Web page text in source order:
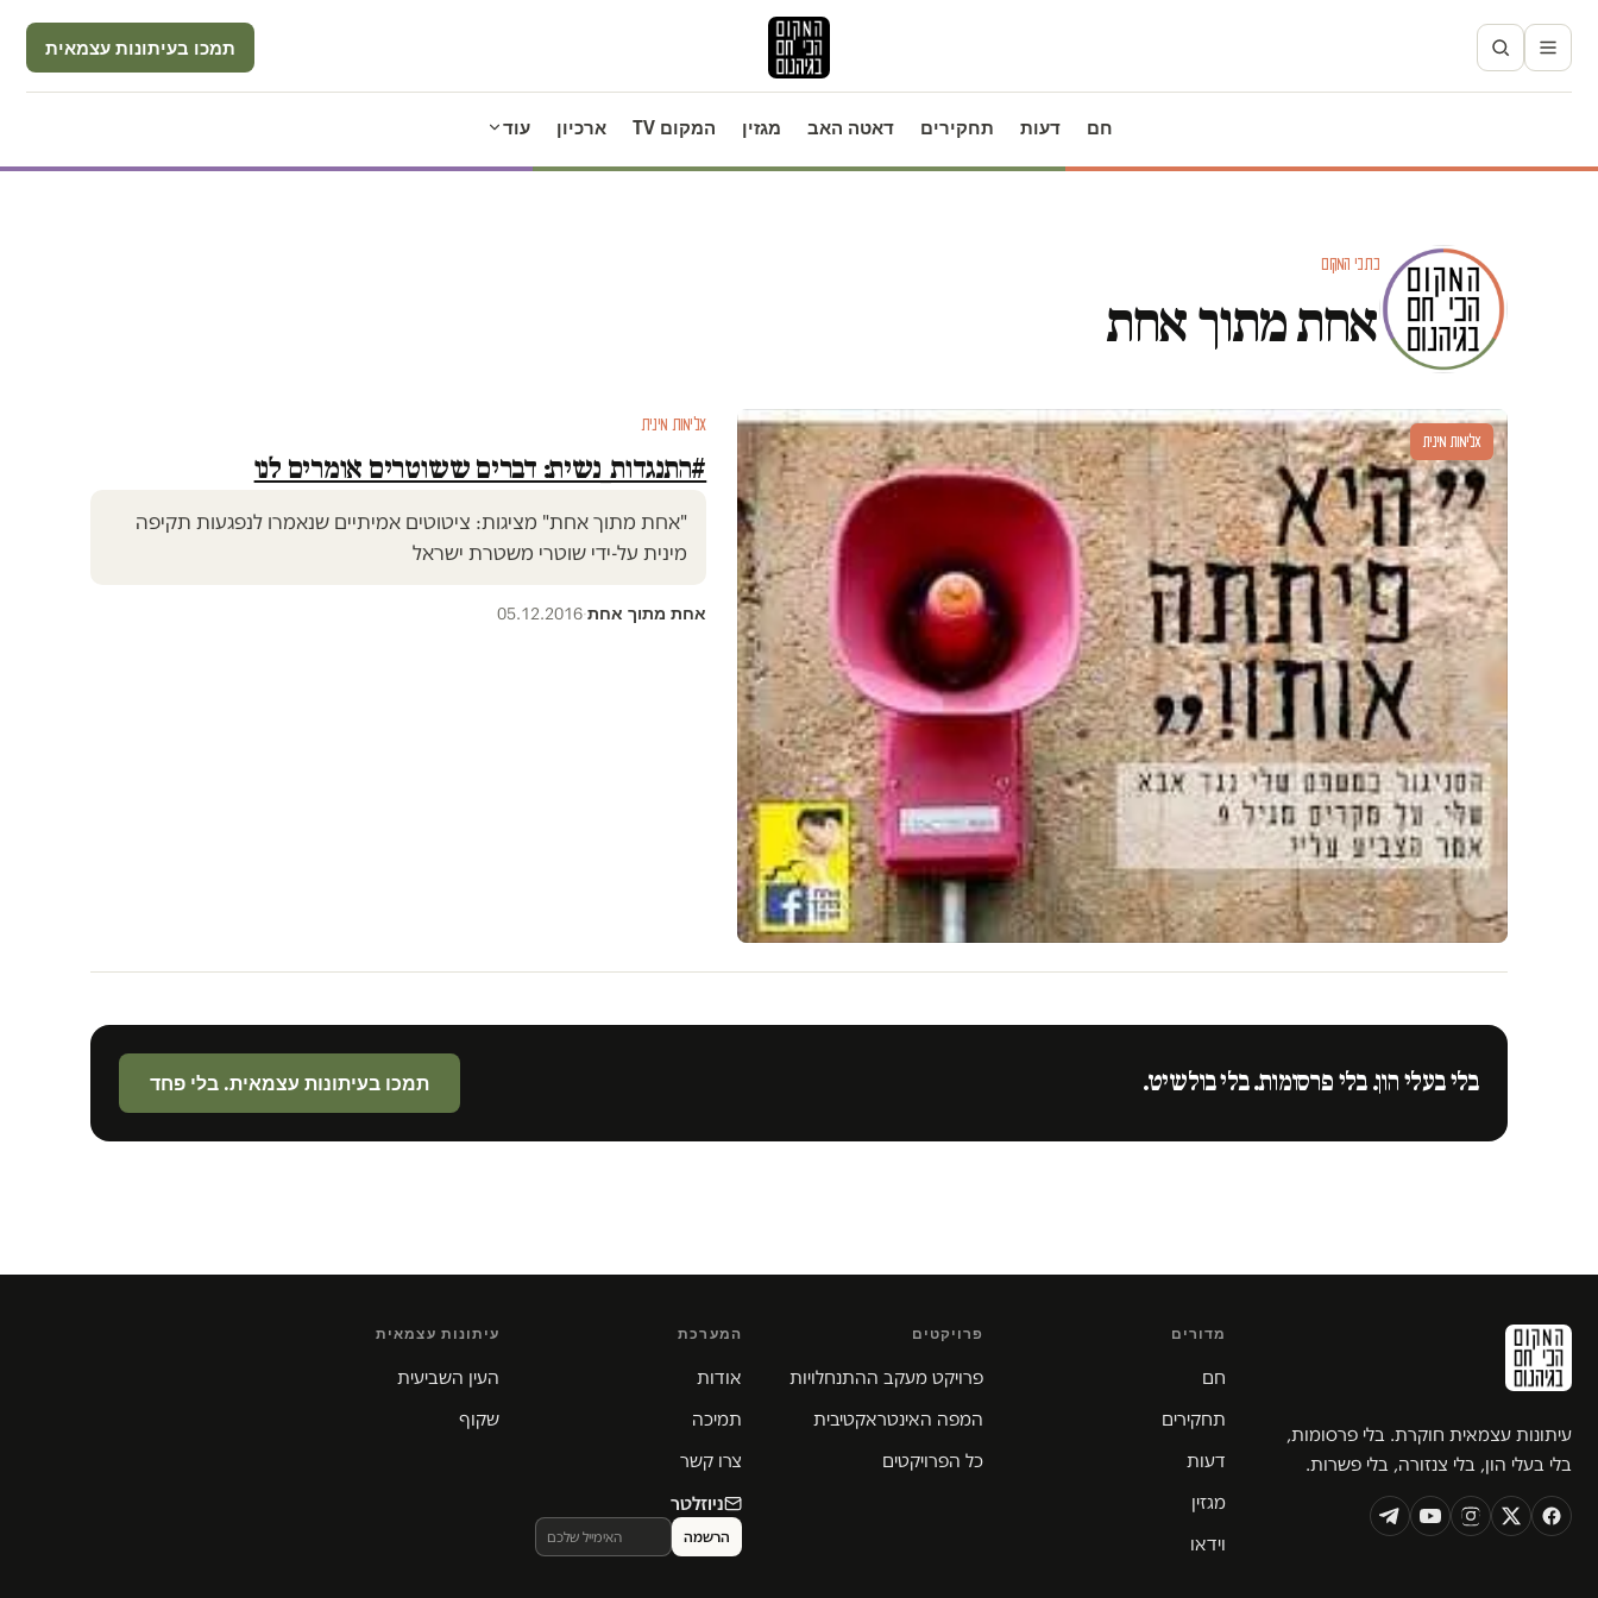
תמכו בעיתונות עצמאית
חם דעות תחקירים דאטה האב מגזין המקום TV ארכיון עוד
כתבי המקום
אחת מתוך אחת
אלימות מינית
אלימות מינית
#התנגדות_נשית: דברים ששוטרים אומרים לנו
"אחת מתוך אחת" מציגות: ציטוטים אמיתיים שנאמרו לנפגעות תקיפה
מינית על-ידי שוטרי משטרת ישראל
אחת מתוך אחת·
05.12.2016
בלי בעלי הון. בלי פרסומות. בלי בולשיט. תמכו בעיתונות עצמאית. בלי פחד
עיתונות עצמאית חוקרת. בלי פרסומות,
בלי בעלי הון, בלי צנזורה, בלי פשרות.
מדורים
חם
תחקירים
דעות
מגזין
וידאו
פרויקטים
פרויקט מעקב ההתנחלויות
המפה האינטראקטיבית
כל הפרויקטים
המערכת
אודות
תמיכה
צרו קשר
ניוזלטר
עיתונות עצמאית
העין השביעית
שקוף